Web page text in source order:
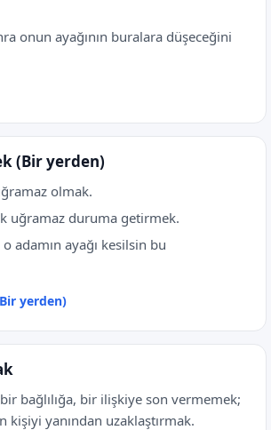
onun ayağının buralara düşeceğini
(Bir yerden)
olmak.
uğramaz duruma getirmek.
adamın ayağı kesilsin bu
yerden)
bağlılığa, bir ilişkiye son vermemek;
kişiyi yanından uzaklaştırmak.